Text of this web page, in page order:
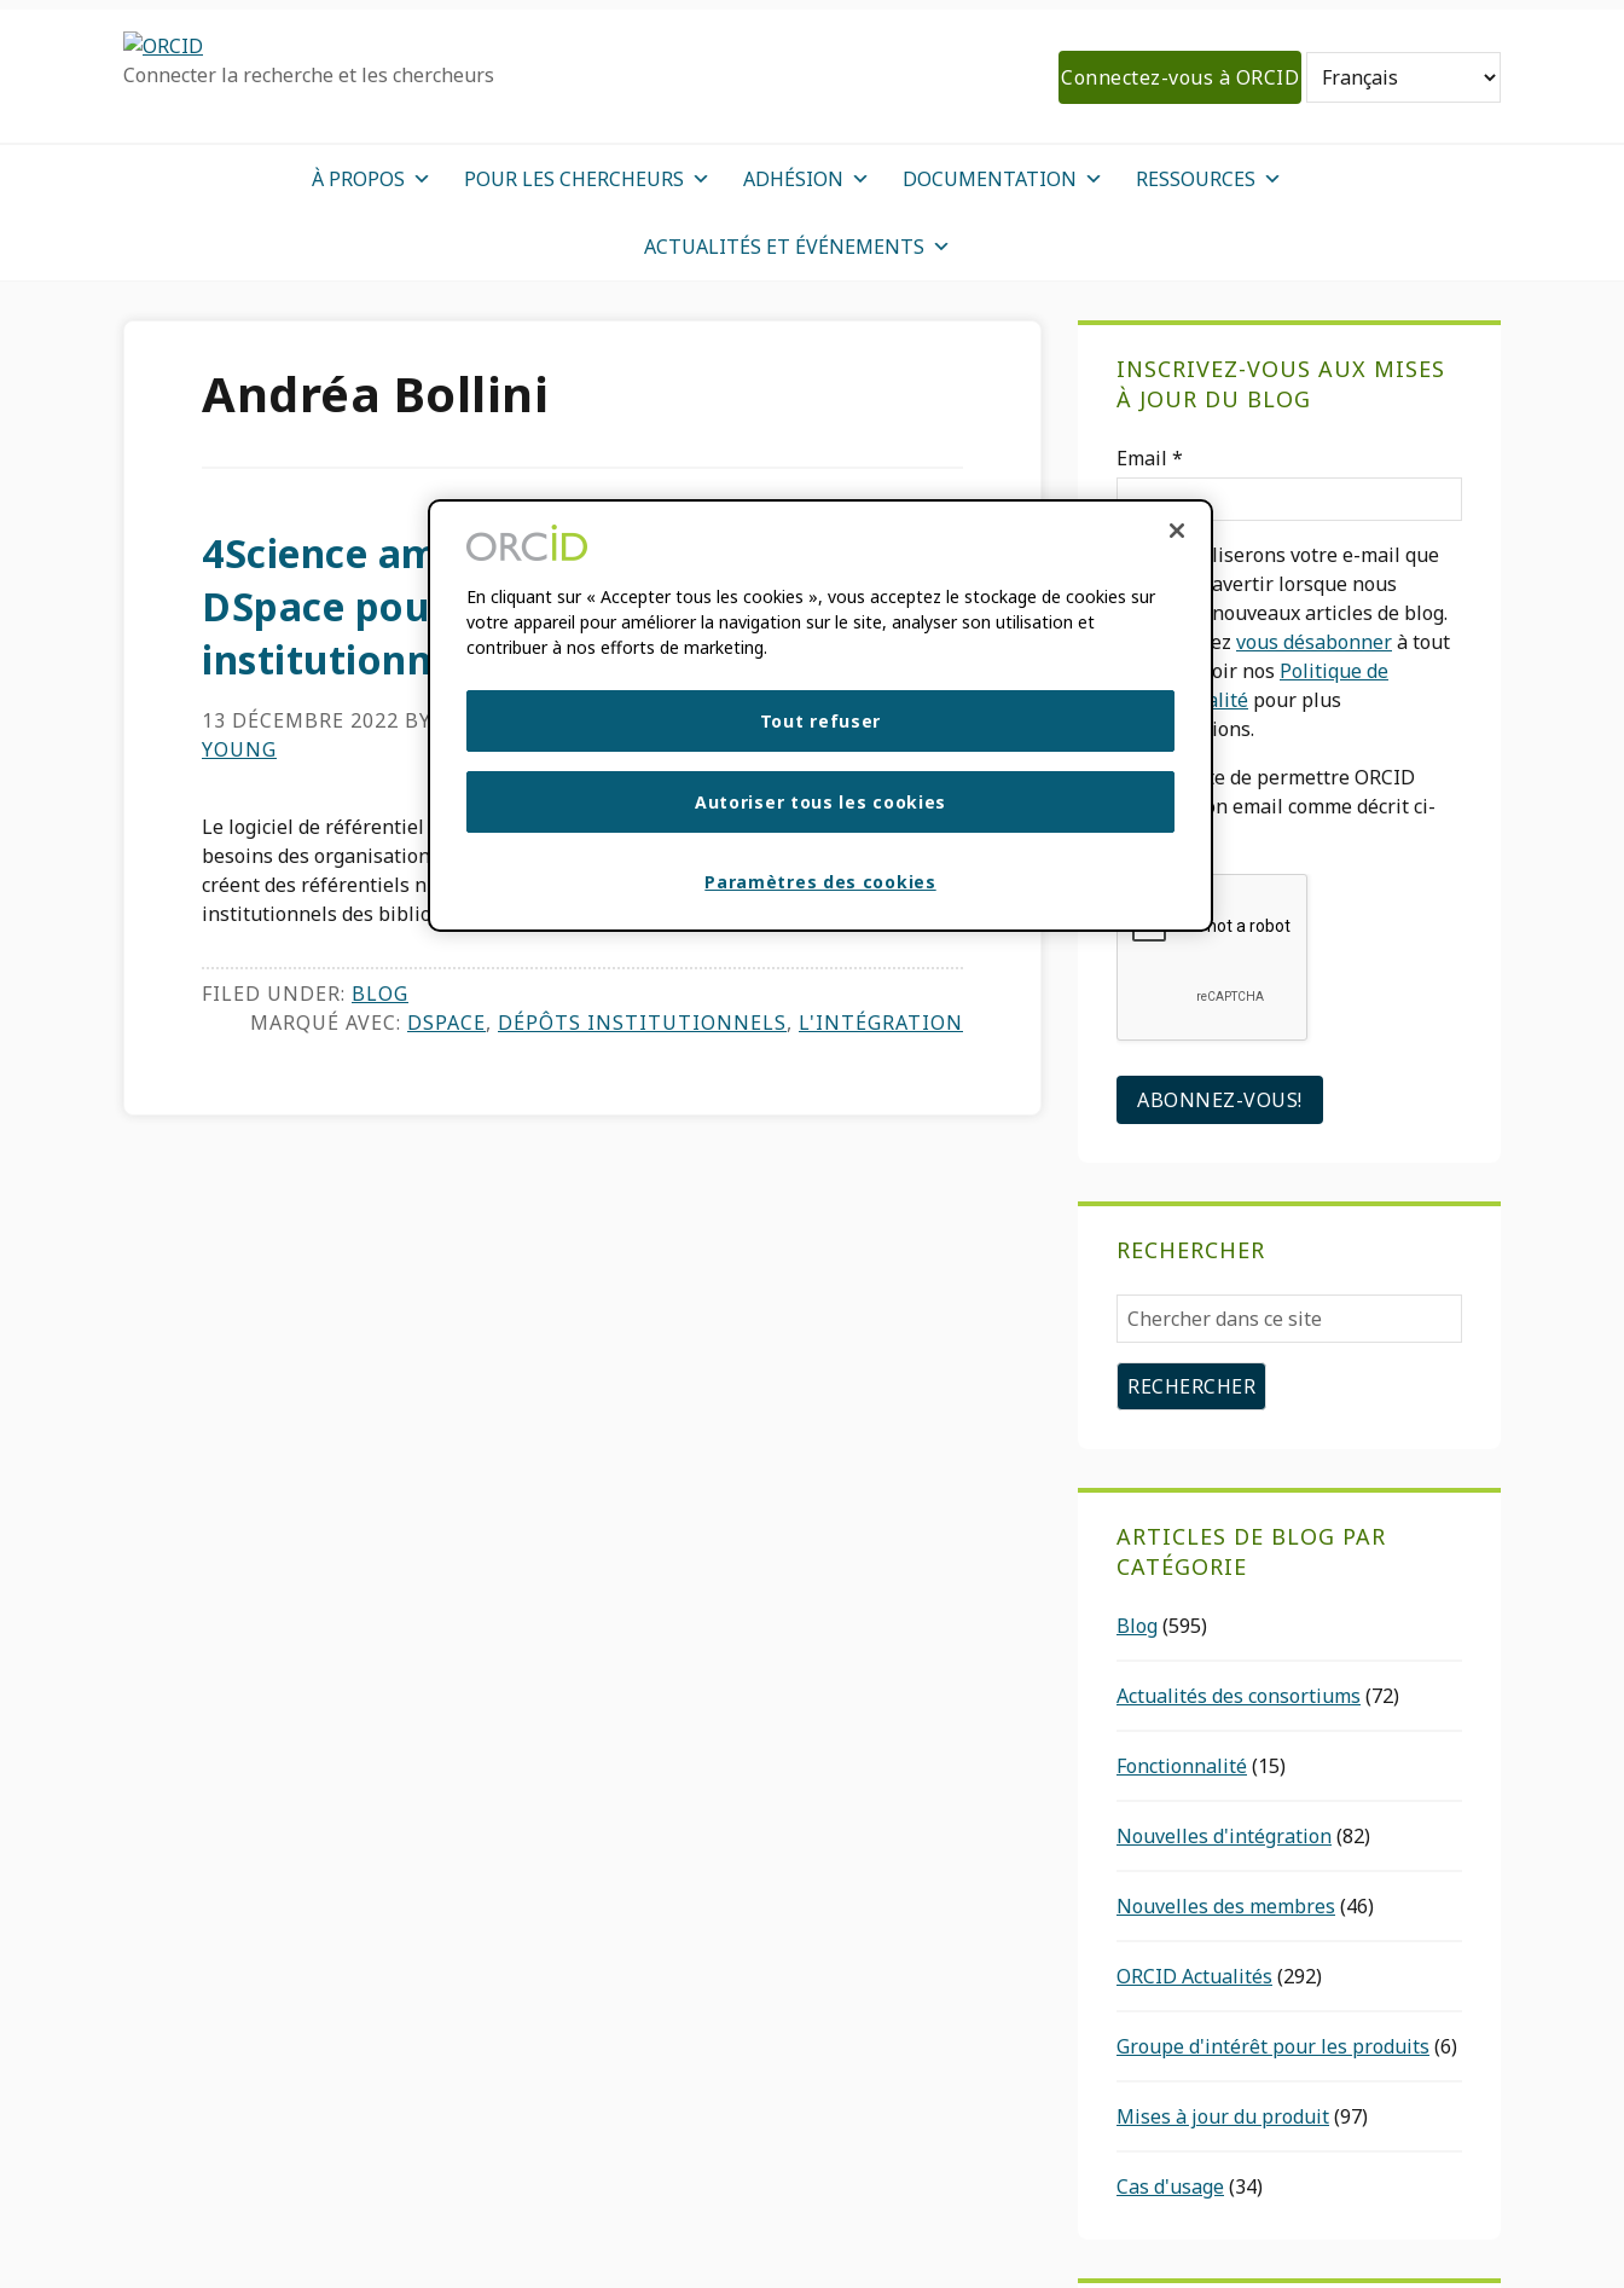
Connecter la recherche et les chercheurs Connectez-vous à ORCID
À PROPOS POUR LES CHERCHEURS ADHÉSION DOCUMENTATION RESSOURCES
ACTUALITÉS ET ÉVÉNEMENTS
Andréa Bollini
4Science améliore les capacités de
DSpace pour les référentiels
institutionnels
13 DÉCEMBRE 2022 BY ANDRÉA BOLLINI,ÉLAN
YOUNG
Le logiciel de référentiel open source DSpace a été conçu pour répondre aux
besoins des organisations universitaires, à but non lucratif et commerciales qui
créent des référentiels numériques ouverts, tels que les référentiels
institutionnels des bibliothèques universitaires (RI). […]
FILED UNDER: BLOG
MARQUÉ AVEC: DSPACE, DÉPÔTS INSTITUTIONNELS, L'INTÉGRATION
latérale
primaire
INSCRIVEZ-VOUS AUX MISES
À JOUR DU BLOG
Email *
Nous n'utiliserons votre e-mail que
pour vous avertir lorsque nous
aurons de nouveaux articles de blog.
Vous pouvez vous désabonnerà tout
moment. Voir nos Politique de
confidentialité pour plus
d'informations.
J'accepte de permettre ORCID
utiliser mon email comme décrit ci-
dessus
RECHERCHER
Chercher
dans
ce
site
ARTICLES DE BLOG PAR
CATÉGORIE
Blog(595)
Actualités des consortiums (72)
Fonctionnalité(15)
Nouvelles d'intégration(82)
Nouvelles des membres (46)
ORCID Actualités (292)
Groupe d'intérêt pour les produits (6)
Mises à jour du produit(97)
Cas d'usage(34)
En cliquant sur « Accepter tous les cookies », vous acceptez le stockage de cookies sur
votre appareil pour améliorer la navigation sur le site, analyser son utilisation et
contribuer à nos efforts de marketing.
Tout refuser
Autoriser tous les cookies
Paramètres des cookies